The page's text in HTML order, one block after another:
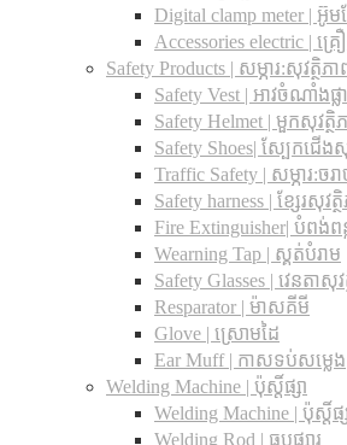
Digital clamp meter | អ៊ូម
Accessories electric | គ្រ
Safety Products | សម្ភារ:សុវត្ថិភា
Safety Vest | អាវចំណាំងផ្ល
Safety Helmet | មួកសុវត្ថិ
Safety Shoes| ស្បែកជើងសុ
Traffic Safety​ | សម្ភារ:ច
Safety harness | ខ្សែរសុវត្
Fire Extinguisher| បំពង់ព
Wearning Tap | ស្គត់បំរាម
Safety Glasses | វេនតាសុវ
Resparator | ម៉ាសគីមី
Glove | ស្រោមដៃ
Ear Muff | កាសទប់សម្លេង
Welding Machine | ប៉ុស្តិ៍ផ្សា
Welding Machine | ប៉ុស្តិ៍ផ្
Welding Rod | ធូបផ្សារ